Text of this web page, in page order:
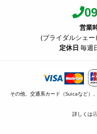
営業
(ブライダルシェ
定休日 毎週
その他、交通系カード（Suicaなど）
詳しくは